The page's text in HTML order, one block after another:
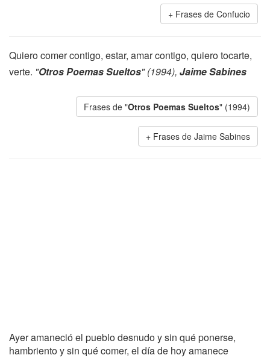
Frases de Confucio
Quiero comer contigo, estar, amar contigo, quiero tocarte,
verte. "Otros Poemas Sueltos" (1994), Jaime Sabines
Frases de "Otros Poemas Sueltos" (1994)
Frases de Jaime Sabines
Ayer amaneció el pueblo desnudo y sin qué ponerse,
hambriento y sin qué comer, el día de hoy amanece